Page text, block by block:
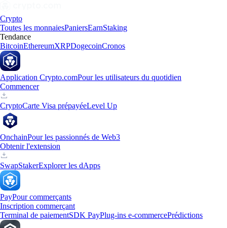
Crypto
Toutes les monnaiesPaniersEarnStaking
Tendance
BitcoinEthereumXRPDogecoinCronos
Application Crypto.comPour les utilisateurs du quotidien
Commencer
CryptoCarte Visa prépayéeLevel Up
OnchainPour les passionnés de Web3
Obtenir l'extension
SwapStakerExplorer les dApps
PayPour commerçants
Inscription commerçant
Terminal de paiementSDK PayPlug-ins e-commercePrédictions